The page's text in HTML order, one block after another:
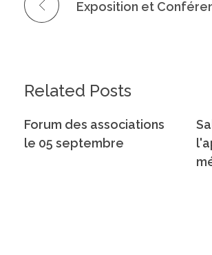
Exposition et
Related Posts
Forum des associations
le 05 septembre